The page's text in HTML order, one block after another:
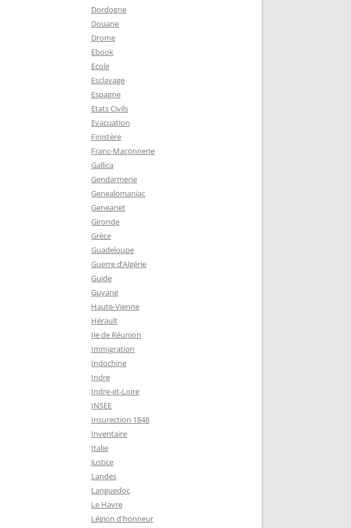
Dordogne
Douane
Drome
Ebook
Ecole
Esclavage
Espagne
Etats Civils
Evacuation
Finistère
Franc-Maçonnerie
Gallica
Gendarmerie
Genealomaniac
Geneanet
Gironde
Grèce
Guadeloupe
Guerre d’Algérie
Guide
Guyane
Haute-Vienne
Hérault
Ile de Réunion
Immigration
Indochine
Indre
Indre-et-Loire
INSEE
Insurection 1848
Inventaire
Italie
Justice
Landes
Languedoc
Le Havre
Légion d'honneur